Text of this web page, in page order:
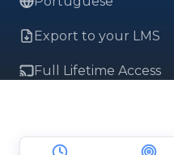
Export to your LMS
Full Lifetime Access